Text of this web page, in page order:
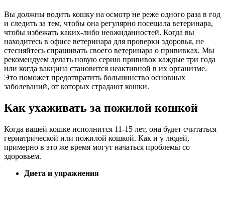
Вы должны водить кошку на осмотр не реже одного раза в год
и следить за тем, чтобы она регулярно посещала ветеринара,
чтобы избежать каких-либо неожиданностей. Когда вы
находитесь в офисе ветеринара для проверки здоровья, не
стесняйтесь спрашивать своего ветеринара о прививках. Мы
рекомендуем делать новую серию прививок каждые три года
или когда вакцина становится неактивной в их организме.
Это поможет предотвратить большинство основных
заболеваний, от которых страдают кошки.
Как ухаживать за пожилой кошкой
Когда вашей кошке исполнится 11-15 лет, она будет считаться
гериатрической или пожилой кошкой. Как и у людей,
примерно в это же время могут начаться проблемы со
здоровьем.
Диета и упражнения